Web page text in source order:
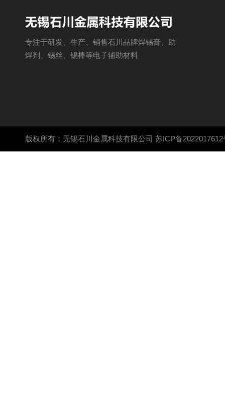
专注于研发、生产、销售石川品牌焊锡膏、助
焊剂、锡丝、锡棒等电子辅助材料
版权所有：无锡石川金属科技有限公司 苏ICP备2022017612